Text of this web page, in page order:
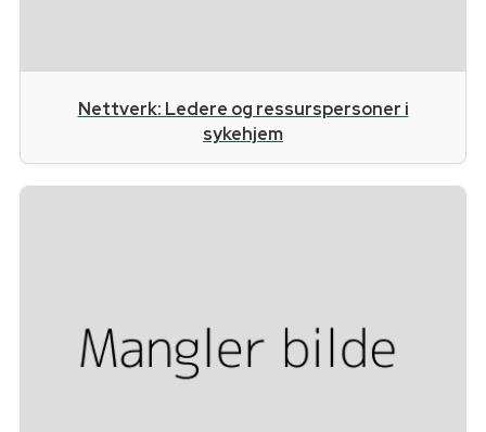
Nettverk: Ledere og ressurspersoner i
sykehjem